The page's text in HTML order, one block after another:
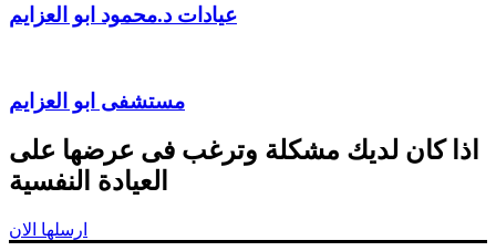
عيادات د.محمود ابو العزايم
مستشفى ابو العزايم
اذا كان لديك مشكلة وترغب فى عرضها على
العيادة النفسية
ارسلها الان